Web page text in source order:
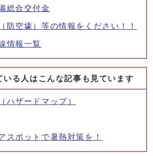
総合交付金
防空壕）等の情報をください！！
情報一覧
いる人はこんな記事も見ています
ハザードマップ）
スポットで暑熱対策を！